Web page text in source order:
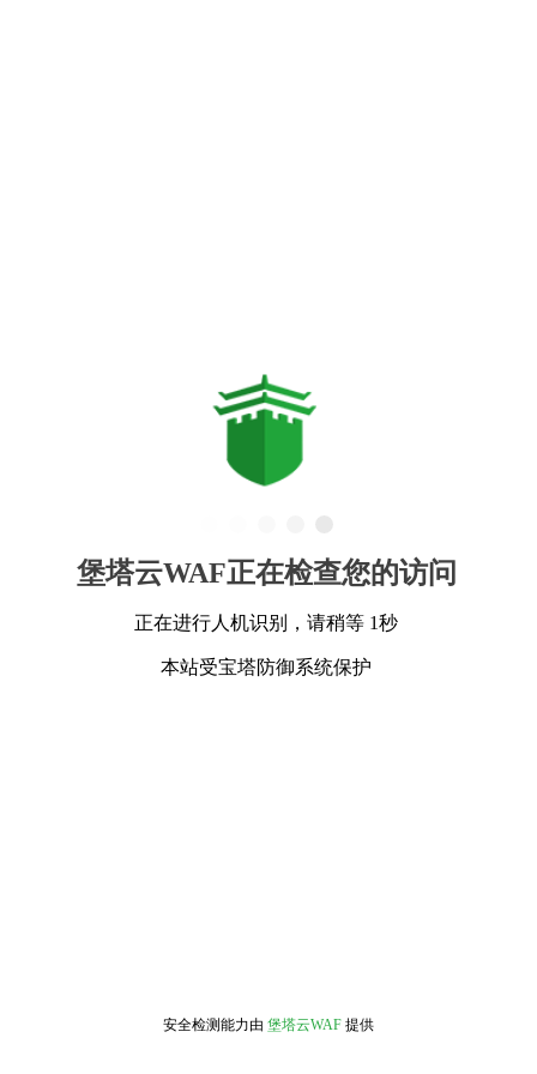
堡塔云WAF正在检查您的访问
正在进行人机识别，请稍等 1秒
本站受宝塔防御系统保护
安全检测能力由 堡塔云WAF 提供